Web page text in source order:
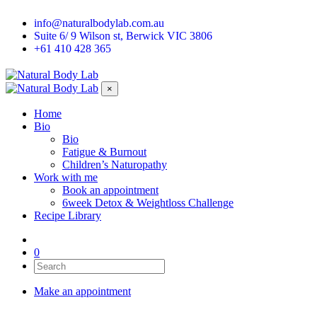
info@naturalbodylab.com.au
Suite 6/ 9 Wilson st, Berwick VIC 3806
+61 410 428 365
×
Home
Bio
Bio
Fatigue & Burnout
Children’s Naturopathy
Work with me
Book an appointment
6week Detox & Weightloss Challenge
Recipe Library
0
Make an appointment